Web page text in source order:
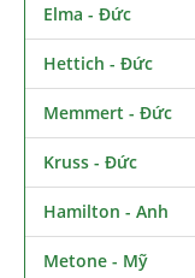
Elma - Đức
Hettich - Đức
Memmert - Đức
Kruss - Đức
Hamilton - Anh
Metone - Mỹ